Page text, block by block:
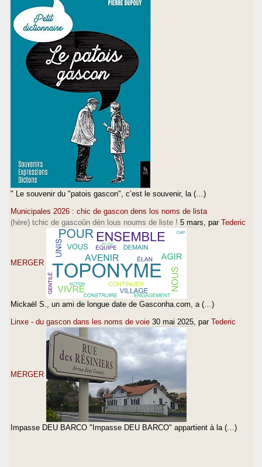
" Le souvenir du "patois gascon", c’est le souvenir, la (…)
Municipales 2026 : chic de gascon dens los noms de lista
(hère) tchic de gascoûn dén lous noums de liste ! 5 mars , par Tederic
MERGER
Mickaël S., un ami de longue date de Gasconha.com, a (…)
Linxe - du gascon dans les noms de voie 30 mai 2025 , par Tederic
MERGER
Impasse DEU BARCO "Impasse DEU BARCO" appartient à la (…)